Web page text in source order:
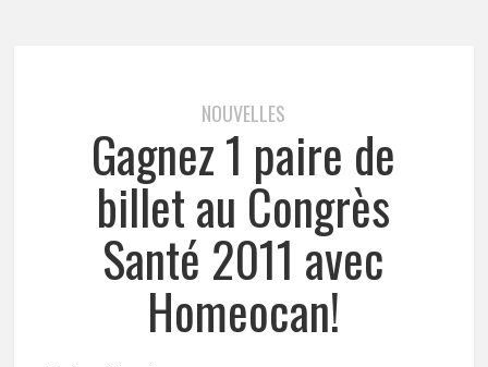
NOUVELLES
Gagnez 1 paire de
billet au Congrès
Santé 2011 avec
Homeocan!